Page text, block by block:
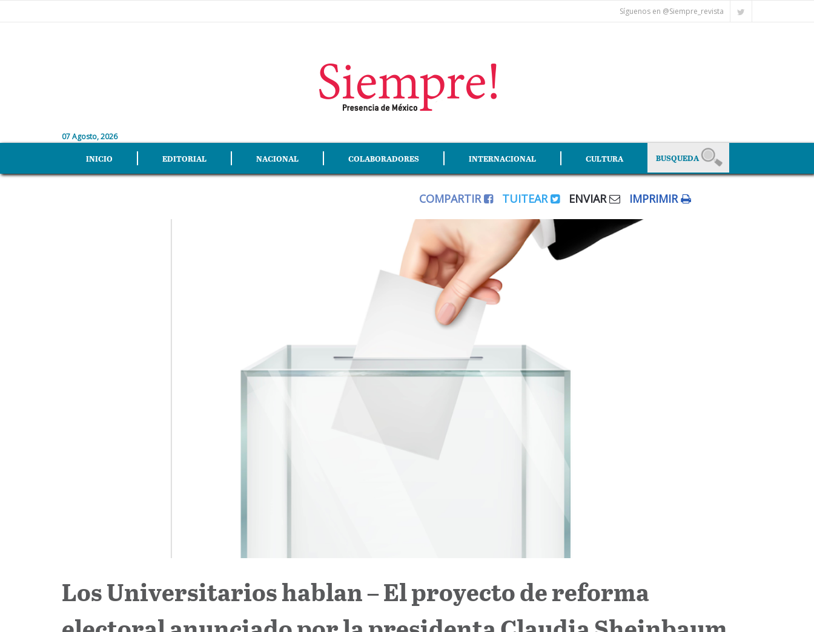
Síguenos en @Siempre_revista
07 Agosto, 2026
INICIO EDITORIAL NACIONAL COLABORADORES INTERNACIONAL CULTURA
COMPARTIR TUITEAR ENVIAR IMPRIMIR
Los Universitarios hablan – El proyecto de reforma